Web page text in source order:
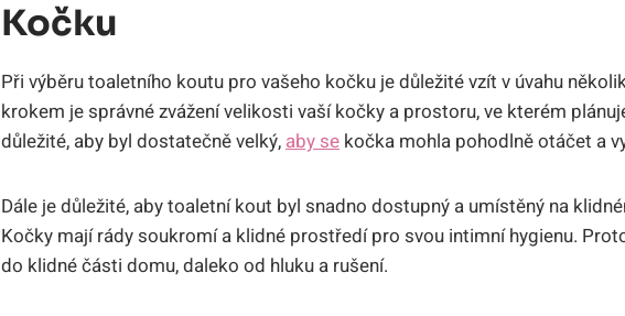
Kočku
Při výběru toaletního koutu pro vašeho kočku je důležité vzít v úvahu
krokem je správné zvážení velikosti vaší kočky a prostoru, ve kterém
důležité,​ aby byl dostatečně ⁢velký,⁤aby se kočka mohla pohodlně otáčet a
Dále je ⁢důležité,⁢ aby toaletní kout byl snadno ‍dostupný a ‍umístěný na
Kočky mají rády⁣ soukromí a klidné prostředí pro svou intimní hygienu.
do klidné‌ části⁢ domu, daleko od hluku a rušení.